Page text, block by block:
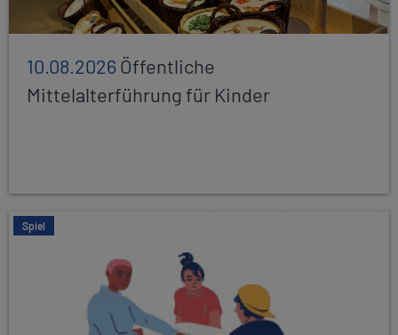
10.08.2026Öffentliche
Mittelalterführung für Kinder
Spiel